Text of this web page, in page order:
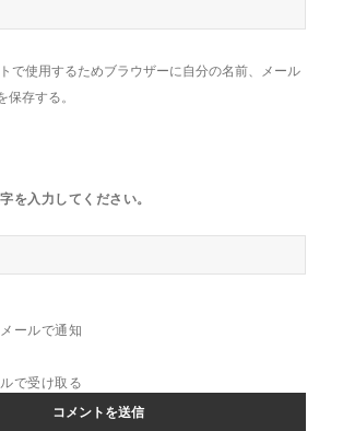
で使用するためブラウザーに自分の名前、メール
存する。
を入力してください。
ールで通知
で受け取る